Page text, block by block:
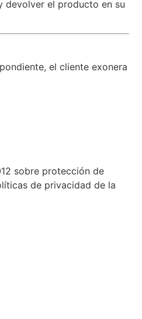
devolver el producto en su
el cliente exonera
sobre protección de
de privacidad de la